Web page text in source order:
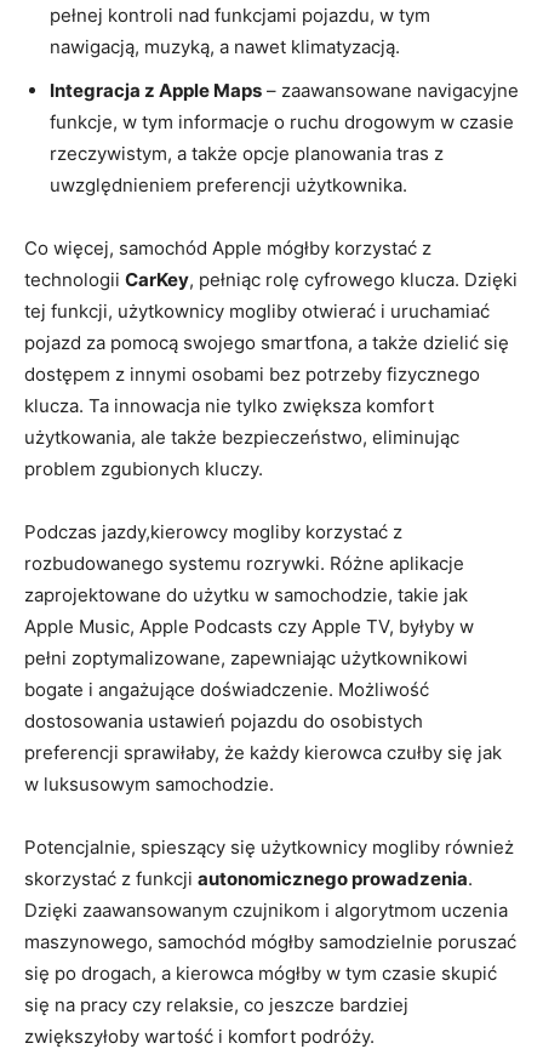
pełnej kontroli nad funkcjami pojazdu, w tym
nawigacją, muzyką, a nawet klimatyzacją.
Integracja z Apple Maps – zaawansowane navigacyjne
funkcje, w tym informacje o ruchu drogowym w czasie
rzeczywistym, a także opcje planowania tras z
uwzględnieniem preferencji użytkownika.
Co więcej, samochód Apple mógłby korzystać z
technologii CarKey, pełniąc rolę cyfrowego klucza. Dzięki
tej funkcji, użytkownicy mogliby otwierać i uruchamiać
pojazd za pomocą swojego smartfona, a także dzielić się
dostępem z innymi osobami bez potrzeby fizycznego
klucza. Ta innowacja nie tylko zwiększa komfort
użytkowania, ale także bezpieczeństwo, eliminując
problem zgubionych kluczy.
Podczas jazdy,kierowcy mogliby korzystać z
rozbudowanego systemu rozrywki. Różne aplikacje
zaprojektowane do użytku w samochodzie, takie jak
Apple Music, Apple Podcasts czy Apple TV, byłyby w
pełni zoptymalizowane, zapewniając użytkownikowi
bogate i angażujące doświadczenie. Możliwość
dostosowania ustawień pojazdu do osobistych
preferencji sprawiłaby, że każdy kierowca czułby się jak
w luksusowym samochodzie.
Potencjalnie, spieszący się użytkownicy mogliby również
skorzystać z funkcji autonomicznego prowadzenia.
Dzięki zaawansowanym czujnikom i algorytmom uczenia
maszynowego, samochód mógłby samodzielnie poruszać
się po drogach, a kierowca mógłby w tym czasie skupić
się na pracy czy relaksie, co jeszcze bardziej
zwiększyłoby wartość i komfort podróży.